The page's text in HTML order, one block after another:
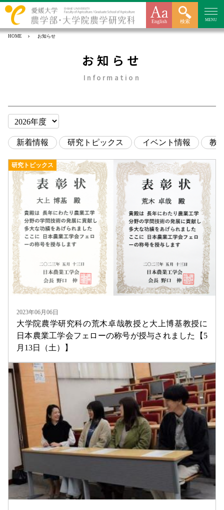
English 検索 MENU
HOME お知らせ
お知らせ
Information
新着情報 研究トピックス イベント情報 教
研究トピックス
2023年06月06日
大学院農学研究科の荒木卓哉教授と大上博基教授に
日本農業工学会フェローの称号が授与されました【5
月13日（土）】